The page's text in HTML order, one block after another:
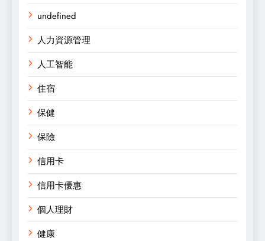
undefined
人力資源管理
人工智能
住宿
保健
保險
信用卡
信用卡優惠
個人理財
健康